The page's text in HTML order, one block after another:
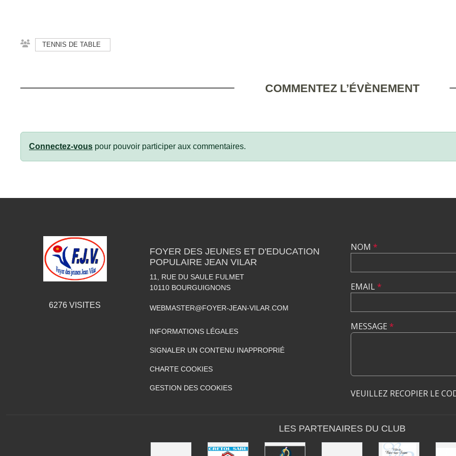
TENNIS DE TABLE
COMMENTEZ L’ÉVÈNEMENT
Connectez-vous pour pouvoir participer aux commentaires.
6276 VISITES
FOYER DES JEUNES ET D'EDUCATION
POPULAIRE JEAN VILAR
11, RUE DU SAULE FULMET
10110 BOURGUIGNONS
WEBMASTER@FOYER-JEAN-VILAR.COM
INFORMATIONS LÉGALES
SIGNALER UN CONTENU INAPPROPRIÉ
CHARTE COOKIES
GESTION DES COOKIES
NOM *
EMAIL*
MESSAGE *
VEUILLEZ RECOPIER LE
LES PARTENAIRES DU CLUB